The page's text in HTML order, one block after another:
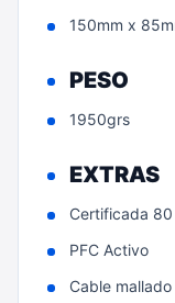
150mm x
PESO
1950grs
EXTRAS
Certificada
PFC Activo
Cable